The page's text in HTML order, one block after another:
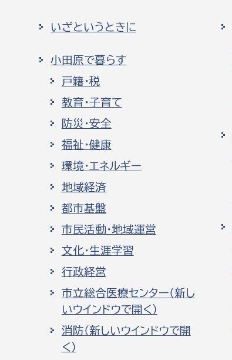
いざというときに
小田原で暮らす
戸籍・税
教育・子育て
防災・安全
福祉・健康
環境・エネルギー
地域経済
都市基盤
市民活動・地域運営
文化・生涯学習
行政経営
市立総合医療センター（新し
いウインドウで開く）
消防（新しいウインドウで開
く）